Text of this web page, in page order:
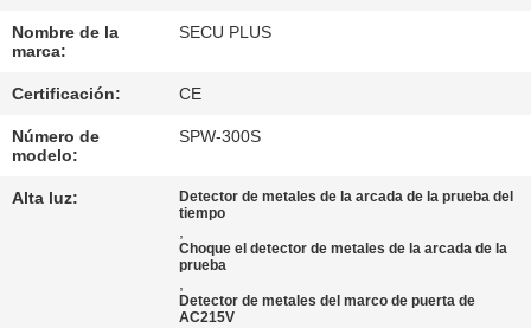
ÉNTRENOS
EN
CONTACTO
CON
Nombre de la
marca:
SECU PLUS
Certificación: CE
Número de
modelo:
SPW-300S
Alta luz:
Detector de metales de la arcada de la prueba del
tiempo
,
Choque el detector de metales de la arcada de la
prueba
,
Detector de metales del marco de puerta de
AC215V